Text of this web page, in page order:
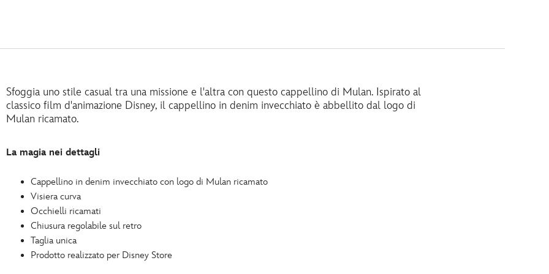
Sfoggia uno stile casual tra una missione e l'altra con questo cappellino di Mulan. Ispirato al
classico film d'animazione Disney, il cappellino in denim invecchiato è abbellito dal logo di
Mulan ricamato.
La magia nei dettagli
Cappellino in denim invecchiato con logo di Mulan ricamato
Visiera curva
Occhielli ricamati
Chiusura regolabile sul retro
Taglia unica
Prodotto realizzato per Disney Store